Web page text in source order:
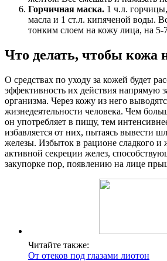
Горчичная маска. 1 ч.л.
масла и 1 ст.л. кипяченой воды.
тонким слоем на кожу лица, на 5-
Что делать, чтобы кожа
О средствах по уходу за кожей будет
эффективность их действия напрямую
организма. Через кожу из него
жизнедеятельности человека. Чем
он употребляет в пищу, тем
избавляется от них, пытаясь вывести
железы. Избыток в рационе сладкого и
активной секреции желез,
закупорке пор, появлению на лице
Читайте также:
От отеков под глазами лиотон